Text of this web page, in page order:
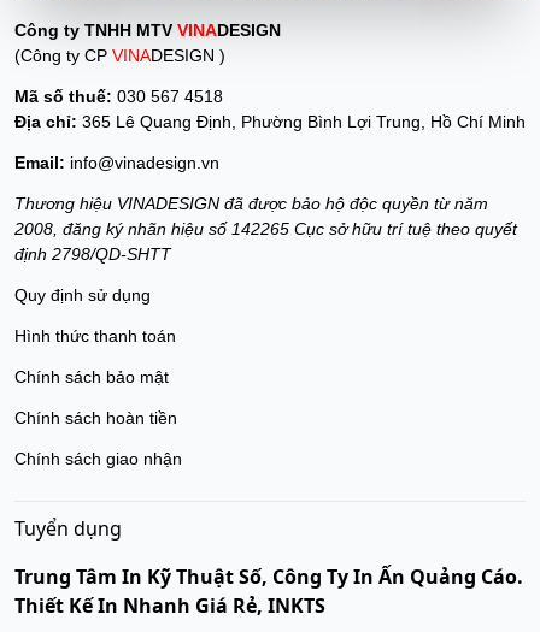
Công ty TNHH MTVVINADESIGN
(Công ty CP VINADESIGN )
Mã số thuế: 030 567 4518
Địa chỉ: 365 Lê Quang Định, Phường Bình Lợi Trung, Hồ Chí Minh
Email: info@vinadesign.vn
Thương hiệu VINADESIGN đã được bảo hộ độc quyền từ năm
2008, đăng ký nhãn hiệu số 142265 Cục sở hữu trí tuệ theo quyết
định 2798/QD-SHTT
Quy định sử dụng
Hình thức thanh toán
Chính sách bảo mật
Chính sách hoàn tiền
Chính sách giao nhận
Tuyển dụng
Trung Tâm In Kỹ Thuật Số, Công Ty In Ấn Quảng Cáo.
Thiết Kế In Nhanh Giá Rẻ, INKTS